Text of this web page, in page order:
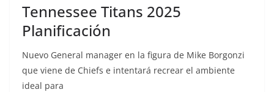
Tennessee Titans 2025
Planificación
Nuevo General manager en la figura de Mike Borgonzi
que viene de Chiefs e intentará recrear el ambiente
ideal para